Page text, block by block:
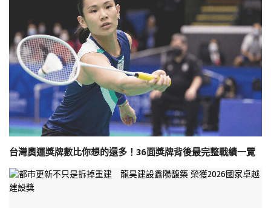
台灣奧運獎牌數比你想的還多！36面獎牌背後最完整戰績一覽